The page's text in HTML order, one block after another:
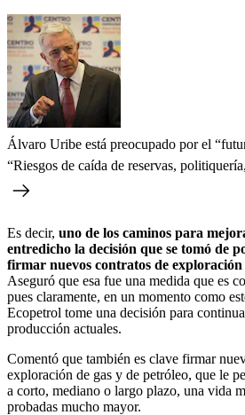
Álvaro Uribe está preocupado por el
“Riesgos de caída de reservas,
Es decir, uno de los caminos para
entredicho la decisión que se tomó de
firmar nuevos contratos de exploración
Aseguró que esa fue una medida que es
pues claramente, en un momento como
Ecopetrol tome una decisión para
producción actuales.
Comentó que también es clave firmar
exploración de gas y de petróleo, que le
a corto, mediano o largo plazo, una vida
probadas mucho mayor.